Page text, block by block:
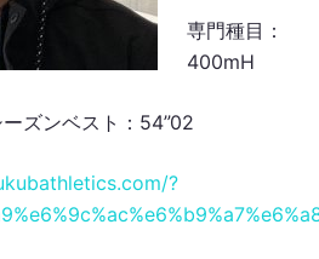
専門種目：
400mH
ズンベスト：54”02
?